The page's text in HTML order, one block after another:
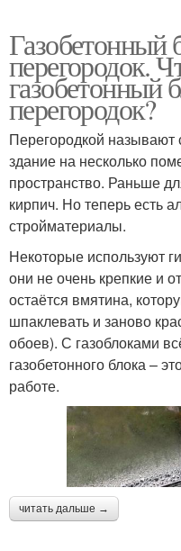
Газобетонный
перегородок.
газобетонный
перегородок?
Перегородкой называют
здание на несколько
пространство. Раньше
кирпич. Но теперь есть
стройматериалы.
Некоторые используют
они не очень крепкие и
остаётся вмятина,
шпаклевать и заново
обоев). С газоблоками
газобетонного блока –
работе.
читать дальше →